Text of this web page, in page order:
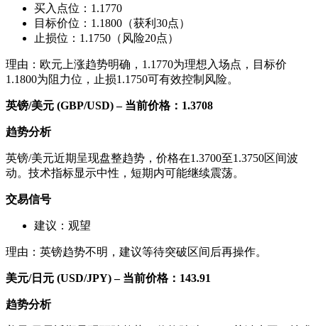
买入点位：1.1770
目标价位：1.1800（获利30点）
止损位：1.1750（风险20点）
理由：欧元上涨趋势明确，1.1770为理想入场点，目标价
1.1800为阻力位，止损1.1750可有效控制风险。
英镑/美元 (GBP/USD) – 当前价格：1.3708
趋势分析
英镑/美元近期呈现盘整趋势，价格在1.3700至1.3750区间波
动。技术指标显示中性，短期内可能继续震荡。
交易信号
建议：观望
理由：英镑趋势不明，建议等待突破区间后再操作。
美元/日元 (USD/JPY) – 当前价格：143.91
趋势分析